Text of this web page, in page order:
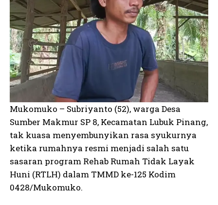
Mukomuko – Subriyanto (52), warga Desa
Sumber Makmur SP 8, Kecamatan Lubuk Pinang,
tak kuasa menyembunyikan rasa syukurnya
ketika rumahnya resmi menjadi salah satu
sasaran program Rehab Rumah Tidak Layak
Huni (RTLH) dalam TMMD ke-125 Kodim
0428/Mukomuko.